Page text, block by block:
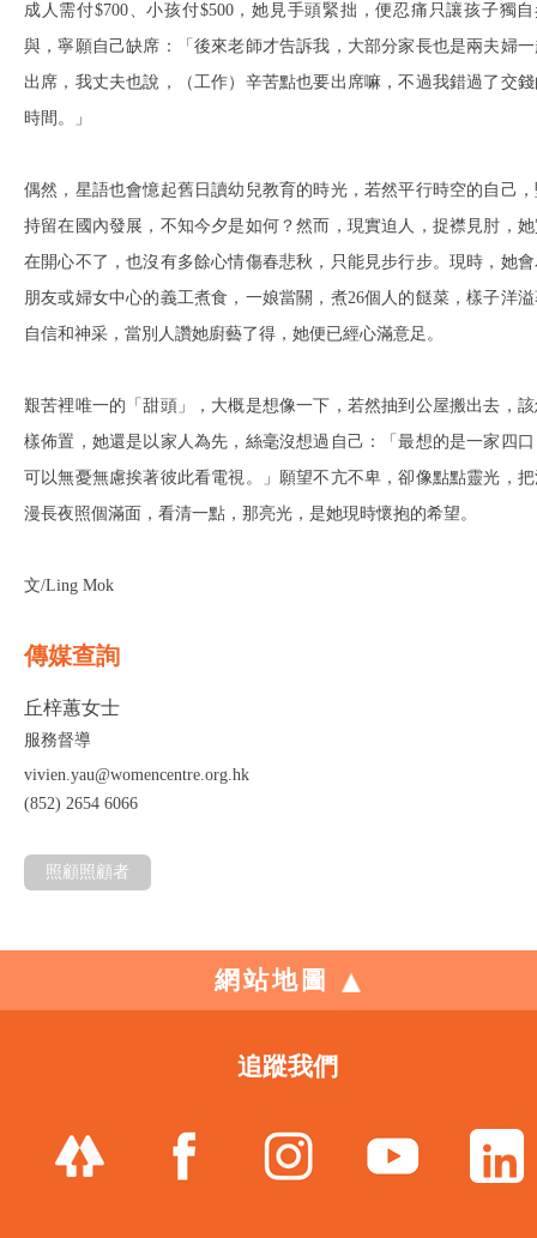
成人需付$700、小孩付$500，她見手頭緊拙，便忍痛只讓孩子獨自
與，寧願自己缺席：「後來老師才告訴我，大部分家長也是兩夫婦
出席，我丈夫也說，（工作）辛苦點也要出席嘛，不過我錯過了交
時間。」
偶然，星語也會憶起舊日讀幼兒教育的時光，若然平行時空的自己
持留在國內發展，不知今夕是如何？然而，現實迫人，捉襟見肘，
在開心不了，也沒有多餘心情傷春悲秋，只能見步行步。現時，她
朋友或婦女中心的義工煮食，一娘當關，煮26個人的餸菜，樣子洋
自信和神采，當別人讚她廚藝了得，她便已經心滿意足。
艱苦裡唯一的「甜頭」，大概是想像一下，若然抽到公屋搬出去，
樣佈置，她還是以家人為先，絲毫沒想過自己：「最想的是一家四
可以無憂無慮挨著彼此看電視。」願望不亢不卑，卻像點點靈光，
漫長夜照個滿面，看清一點，那亮光，是她現時懷抱的希望。
文/Ling Mok
傳媒查詢
丘梓蕙女士
服務督導
vivien.yau@womencentre.org.hk
(852) 2654 6066
照顧照顧者
網站地圖
追蹤我們